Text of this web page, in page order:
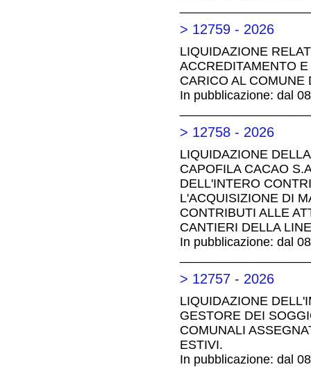
> 12759 - 2026
LIQUIDAZIONE
ACCREDITAMENTO
CARICO AL COMUNE
In pubblicazione: dal
> 12758 - 2026
LIQUIDAZIONE
CAPOFILA CACAO
DELL'INTERO
L'ACQUISIZIONE DI
CONTRIBUTI ALLE
CANTIERI DELLA
In pubblicazione: dal
> 12757 - 2026
LIQUIDAZIONE
GESTORE DEI
COMUNALI
ESTIVI.
In pubblicazione: dal